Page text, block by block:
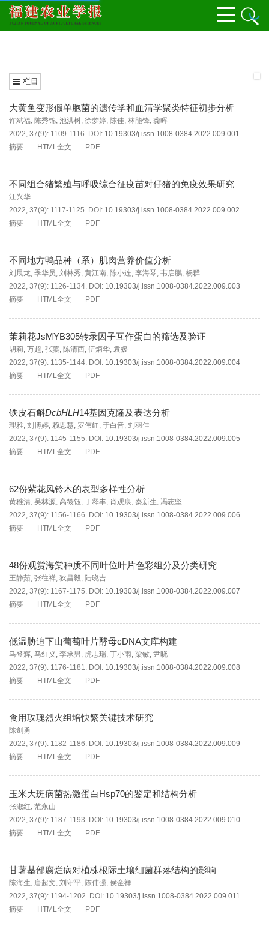
栏目
大黄鱼变形假单胞菌的遗传学和血清学聚类特征初步分析
许斌福, 陈秀锦, 池洪树, 徐梦婷, 陈佳, 林能锋, 龚晖
2022, 37(9): 1109-1116. DOI: 10.19303/j.issn.1008-0384.2022.009.001
摘要
HTML全文 PDF
不同组合猪繁殖与呼吸综合征疫苗对仔猪的免疫效果研究
江兴华
2022, 37(9): 1117-1125. DOI: 10.19303/j.issn.1008-0384.2022.009.002
摘要
HTML全文 PDF
不同地方鸭品种（系）肌肉营养价值分析
刘晨龙, 季华员, 刘林秀, 黄江南, 陈小连, 李海琴, 韦启鹏, 杨群
2022, 37(9): 1126-1134. DOI: 10.19303/j.issn.1008-0384.2022.009.003
摘要
HTML全文 PDF
茉莉花JsMYB305转录因子互作蛋白的筛选及验证
胡莉, 万超, 张蕖, 陈清西, 伍炳华, 袁媛
2022, 37(9): 1135-1144. DOI: 10.19303/j.issn.1008-0384.2022.009.004
摘要
HTML全文 PDF
铁皮石斛DcbHLH14基因克隆及表达分析
理雅, 刘博婷, 赖思慧, 罗伟红, 于白音, 刘羽佳
2022, 37(9): 1145-1155. DOI: 10.19303/j.issn.1008-0384.2022.009.005
摘要
HTML全文 PDF
62份紫花风铃木的表型多样性分析
黄稚清, 吴林源, 高筱钰, 丁释丰, 肖观康, 秦新生, 冯志坚
2022, 37(9): 1156-1166. DOI: 10.19303/j.issn.1008-0384.2022.009.006
摘要
HTML全文 PDF
48份观赏海棠种质不同叶位叶片色彩组分及分类研究
王静茹, 张往祥, 狄昌毅, 陆晓吉
2022, 37(9): 1167-1175. DOI: 10.19303/j.issn.1008-0384.2022.009.007
摘要
HTML全文 PDF
低温胁迫下山葡萄叶片酵母cDNA文库构建
马登辉, 马红义 , 李承男, 虎志瑞, 丁小雨, 梁敏, 尹晓
2022, 37(9): 1176-1181. DOI: 10.19303/j.issn.1008-0384.2022.009.008
摘要
HTML全文 PDF
食用玫瑰烈火组培快繁关键技术研究
陈剑勇
2022, 37(9): 1182-1186. DOI: 10.19303/j.issn.1008-0384.2022.009.009
摘要
HTML全文 PDF
玉米大斑病菌热激蛋白Hsp70的鉴定和结构分析
张淑红, 范永山
2022, 37(9): 1187-1193. DOI: 10.19303/j.issn.1008-0384.2022.009.010
摘要
HTML全文 PDF
甘薯基部腐烂病对植株根际土壤细菌群落结构的影响
陈海生, 唐超文, 刘守平, 陈伟强, 侯金祥
2022, 37(9): 1194-1202. DOI: 10.19303/j.issn.1008-0384.2022.009.011
摘要
HTML全文 PDF